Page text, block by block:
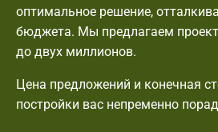
оптимальное решение,
бюджета. Мы предлагаем
до двух миллионов.
Цена предложений и конечная
постройки вас непременно